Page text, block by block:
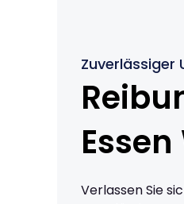
Zuverlässiger
Verlassen Sie